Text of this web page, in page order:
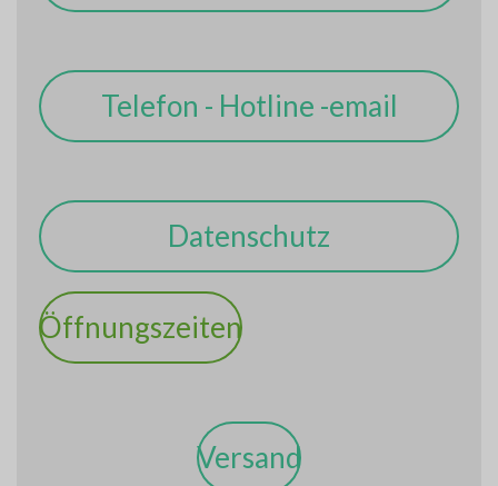
Telefon - Hotline -email
Datenschutz
Öffnungszeiten
Versand